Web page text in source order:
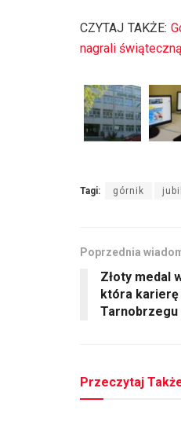
CZYTAJ TAKŻE:
nagrali
Tagi: górnik
Poprzednia
Złoty medal
która karierę
Tarnobrzegu
Przeczytaj